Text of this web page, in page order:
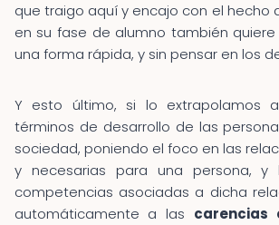
que traigo aquí y encajo con el hecho
en su fase de alumno también
una forma rápida, y sin pensar en los
Y esto último, si lo extrapolamos
términos de desarrollo de las
sociedad, poniendo el foco en las
y necesarias para una persona, y
competencias asociadas a dicha
automáticamente a las carencias